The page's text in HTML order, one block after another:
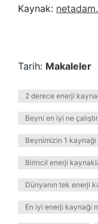
Kaynak:
Tarih: Makaleler
2 derece enerji
Beyni en iyi ne
Beynimizin 1
Birincil enerji
Dünyanın tek enerji
En iyi enerji kaynağı